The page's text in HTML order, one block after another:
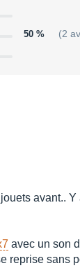
50 % (2
avant.. Y
avec un son
reprise sans